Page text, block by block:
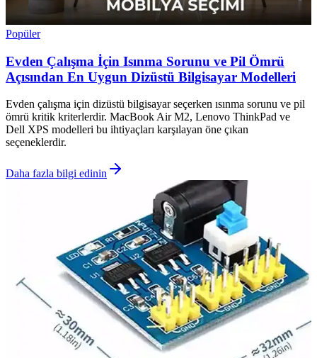
Popüler
Evden Çalışma İçin Isınma Sorunu ve Pil Ömrü
Açısından En Uygun Dizüstü Bilgisayar Modelleri
Evden çalışma için dizüstü bilgisayar seçerken ısınma sorunu ve pil
ömrü kritik kriterlerdir. MacBook Air M2, Lenovo ThinkPad ve
Dell XPS modelleri bu ihtiyaçları karşılayan öne çıkan
seçeneklerdir.
Daha fazla bilgi edinin